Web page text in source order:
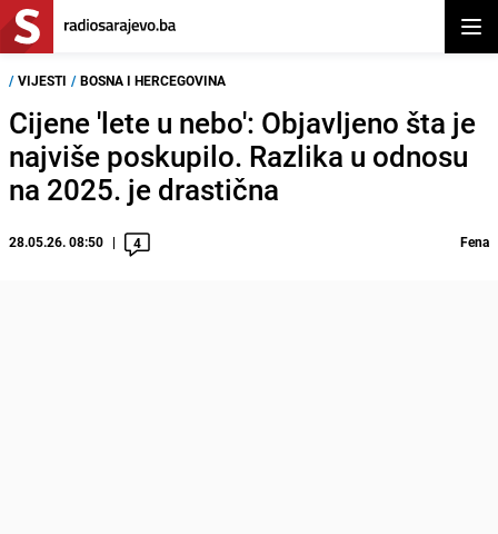
/ VIJESTI / BOSNA I HERCEGOVINA
Cijene 'lete u nebo': Objavljeno šta je
najviše poskupilo. Razlika u odnosu
na 2025. je drastična
28.05.26. 08:50 4 Fena